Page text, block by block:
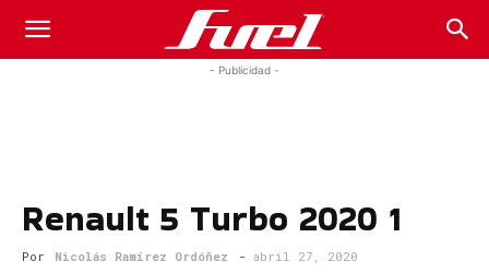
Fuel
Magazine
- Publicidad -
Renault 5 Turbo 2020 1
Por Nicolás Ramírez Ordóñez - abril 27, 2020